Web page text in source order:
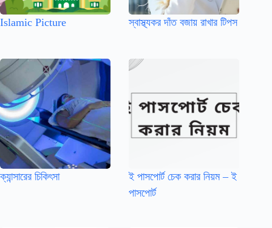
Islamic Picture স্বাস্থ্যকর দাঁত বজায় রাখার টিপস
ক্যান্সারের চিকিৎসা
ই পাসপোর্ট চেক করার নিয়ম – ই
পাসপোর্ট